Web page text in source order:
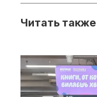
Читать также